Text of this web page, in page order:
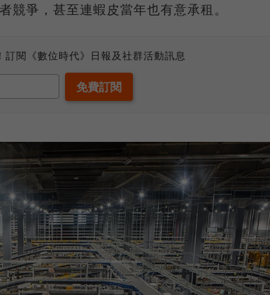
競爭，甚至連蝦皮當年也有意承租。
閱《數位時代》日報及社群活動訊息